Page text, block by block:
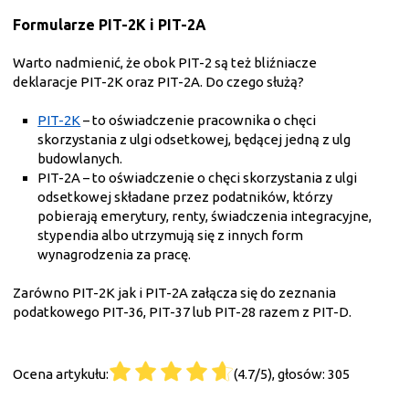
Formularze PIT-2K i PIT-2A
Warto nadmienić, że obok PIT-2 są też bliźniacze
deklaracje PIT-2K oraz PIT-2A. Do czego służą?
PIT-2K– to oświadczenie pracownika o chęci
skorzystania z ulgi odsetkowej, będącej jedną z ulg
budowlanych.
PIT-2A – to oświadczenie o chęci skorzystania z ulgi
odsetkowej składane przez podatników, którzy
pobierają emerytury, renty, świadczenia integracyjne,
stypendia albo utrzymują się z innych form
wynagrodzenia za pracę.
Zarówno PIT-2K jak i PIT-2A załącza się do zeznania
podatkowego PIT-36, PIT-37 lub PIT-28 razem z PIT-D.
Ocena artykułu: (4.7/5), głosów: 305